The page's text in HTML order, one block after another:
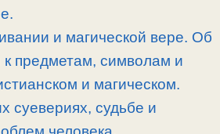
и магической вере. Об
предметам, символам и
и магическом.
суевериях, судьбе и